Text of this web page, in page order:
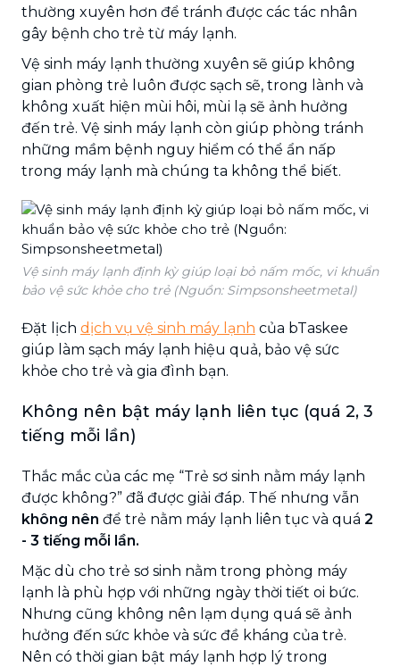
thường xuyên hơn để tránh được các tác nhân
gây bệnh cho trẻ từ máy lạnh.
Vệ sinh máy lạnh thường xuyên sẽ giúp không
gian phòng trẻ luôn được sạch sẽ, trong lành và
không xuất hiện mùi hôi, mùi lạ sẽ ảnh hưởng
đến trẻ. Vệ sinh máy lạnh còn giúp phòng tránh
những mầm bệnh nguy hiểm có thể ẩn nấp
trong máy lạnh mà chúng ta không thể biết.
Vệ sinh máy lạnh định kỳ giúp loại bỏ nấm mốc, vi khuẩn
bảo vệ sức khỏe cho trẻ (Nguồn: Simpsonsheetmetal)
Đặt lịch dịch vụ vệ sinh máy lạnh của bTaskee
giúp làm sạch máy lạnh hiệu quả, bảo vệ sức
khỏe cho trẻ và gia đình bạn.
Không nên bật máy lạnh liên tục (quá 2, 3
tiếng mỗi lần)
Thắc mắc của các mẹ “Trẻ sơ sinh nằm máy lạnh
được không?” đã được giải đáp. Thế nhưng vẫn
không nên để trẻ nằm máy lạnh liên tục và quá 2
- 3 tiếng mỗi lần.
Mặc dù cho trẻ sơ sinh nằm trong phòng máy
lạnh là phù hợp với những ngày thời tiết oi bức.
Nhưng cũng không nên lạm dụng quá sẽ ảnh
hưởng đến sức khỏe và sức đề kháng của trẻ.
Nên có thời gian bật máy lạnh hợp lý trong